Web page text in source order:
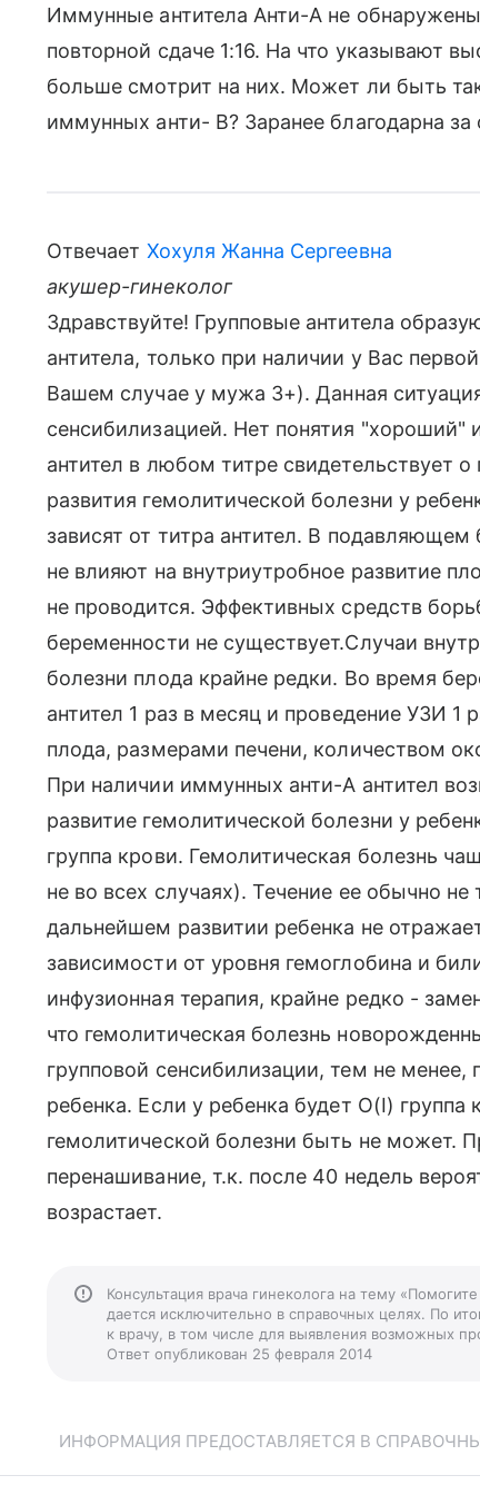
Иммунные антитела Анти-А не
повторной сдаче 1:16. На что указывают
больше смотрит на них. Может ли быть
иммунных анти- В? Заранее благодарна за
Отвечает Хохуля Жанна Сергеевна
акушер-гинеколог
Здравствуйте! Групповые антитела
антитела, только при наличии у Вас
Вашем случае у мужа 3+). Данная
сенсибилизацией. Нет понятия "хороший"
антител в любом титре свидетельствует
развития гемолитической болезни у
зависят от титра антител. В
не влияют на внутриутробное развитие
не проводится. Эффективных средств
беременности не существует.Случаи
болезни плода крайне редки. Во время
антител 1 раз в месяц и проведение УЗИ 1
плода, размерами печени, количеством
При наличии иммунных анти-А антител
развитие гемолитической болезни у
группа крови. Гемолитическая болезнь
не во всех случаях). Течение ее обычно
дальнейшем развитии ребенка не
зависимости от уровня гемоглобина и
инфузионная терапия, крайне редко -
что гемолитическая болезнь
групповой сенсибилизации, тем не
ребенка. Если у ребенка будет О(I)
гемолитической болезни быть не может.
перенашивание, т.к. после 40 недель
возрастает.
Консультация врача гинеколога на тему
дается исключительно в справочных целях. По
к врачу, в том числе для выявления возможных
Ответ опубликован 25 февраля 2014
ИНФОРМАЦИЯ ПРЕДОСТАВЛЯЕТСЯ В